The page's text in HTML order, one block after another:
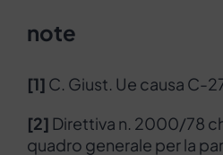
note
[1] C. Giust. Ue causa C-
[2] Direttiva n. 2000/78
quadro generale per la